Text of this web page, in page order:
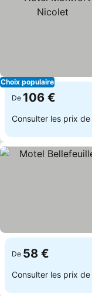
Choix populaire
De 106 €
Consulter les prix de
De 58 €
Consulter les prix de